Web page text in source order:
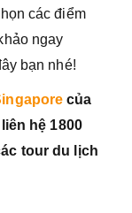
các điểm
ngay
bạn nhé!
của
hệ 1800
tour du lịch